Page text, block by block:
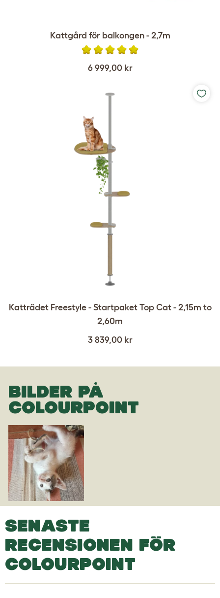
Kattgård för balkongen - 2,7m
6 999,00 kr
Katträdet Freestyle - Startpaket Top Cat - 2,15m to
2,60m
3 839,00 kr
BILDER PÅ
COLOURPOINT
SENASTE
RECENSIONEN FÖR
COLOURPOINT